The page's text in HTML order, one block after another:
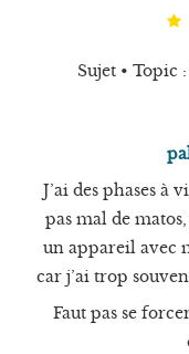
Sujet • Topic :
J’ai des phases à
pas mal de
un appareil avec
car j’ai trop
Faut pas se